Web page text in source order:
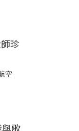
空
歌